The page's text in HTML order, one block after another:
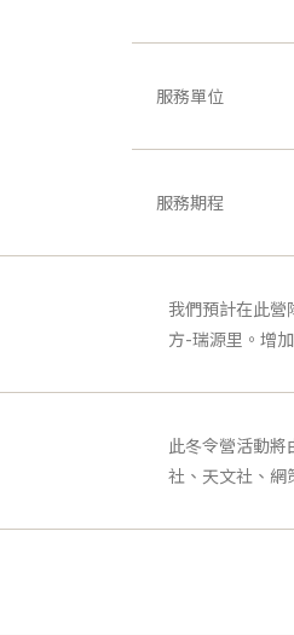
服務單位
服務期程
我們預計在此
方-瑞源里。增
此冬令營活動
社、天文社、網